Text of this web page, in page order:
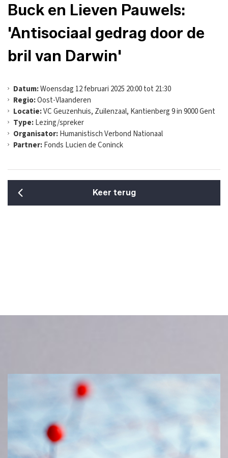
Buck en Lieven Pauwels:
'Antisociaal gedrag door de
bril van Darwin'
Datum:Woensdag 12 februari 2025 20:00 tot 21:30
Regio:Oost-Vlaanderen
Locatie:VC Geuzenhuis, Zuilenzaal, Kantienberg 9 in 9000 Gent
Type:Lezing/spreker
Organisator:Humanistisch Verbond Nationaal
Partner:Fonds Lucien de Coninck
Keer terug